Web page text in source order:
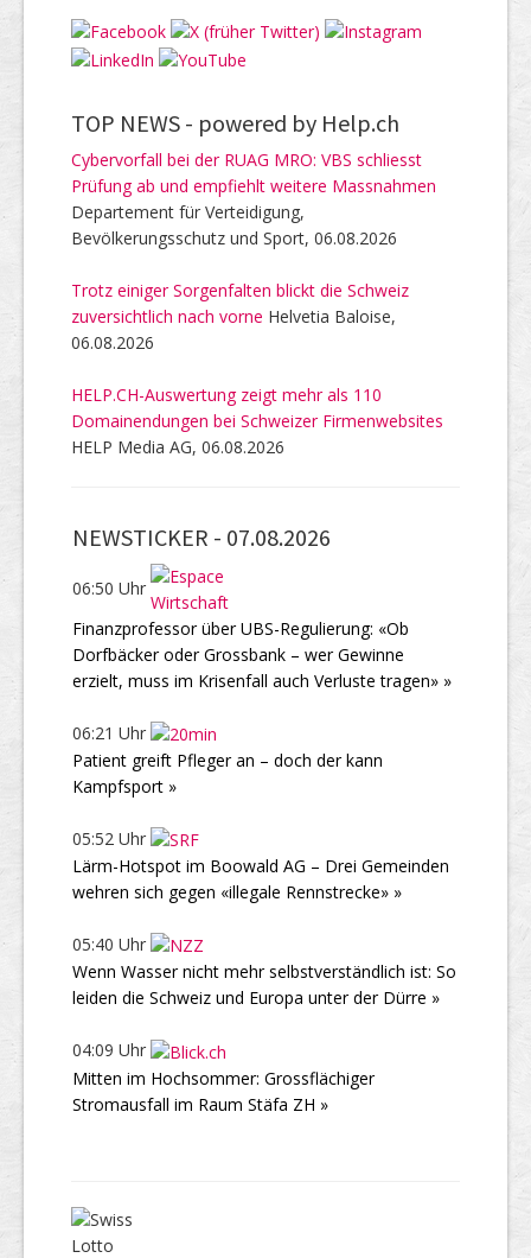
TOP NEWS - powered by Help.ch
Cybervorfall bei der RUAG MRO: VBS schliesst
Prüfung ab und empfiehlt weitere Massnahmen
Departement für Verteidigung,
Bevölkerungsschutz und Sport, 06.08.2026
Trotz einiger Sorgenfalten blickt die Schweiz
zuversichtlich nach vorne Helvetia Baloise,
06.08.2026
HELP.CH-Auswertung zeigt mehr als 110
Domainendungen bei Schweizer Firmenwebsites
HELP Media AG, 06.08.2026
NEWSTICKER - 07.08.2026
06:50 Uhr
Finanzprofessor über UBS-Regulierung: «Ob
Dorfbäcker oder Grossbank – wer Gewinne
erzielt, muss im Krisenfall auch Verluste tragen» »
06:21 Uhr
Patient greift Pfleger an – doch der kann
Kampfsport »
05:52 Uhr
Lärm-Hotspot im Boowald AG – Drei Gemeinden
wehren sich gegen «illegale Rennstrecke» »
05:40 Uhr
Wenn Wasser nicht mehr selbstverständlich ist: So
leiden die Schweiz und Europa unter der Dürre »
04:09 Uhr
Mitten im Hochsommer: Grossflächiger
Stromausfall im Raum Stäfa ZH »